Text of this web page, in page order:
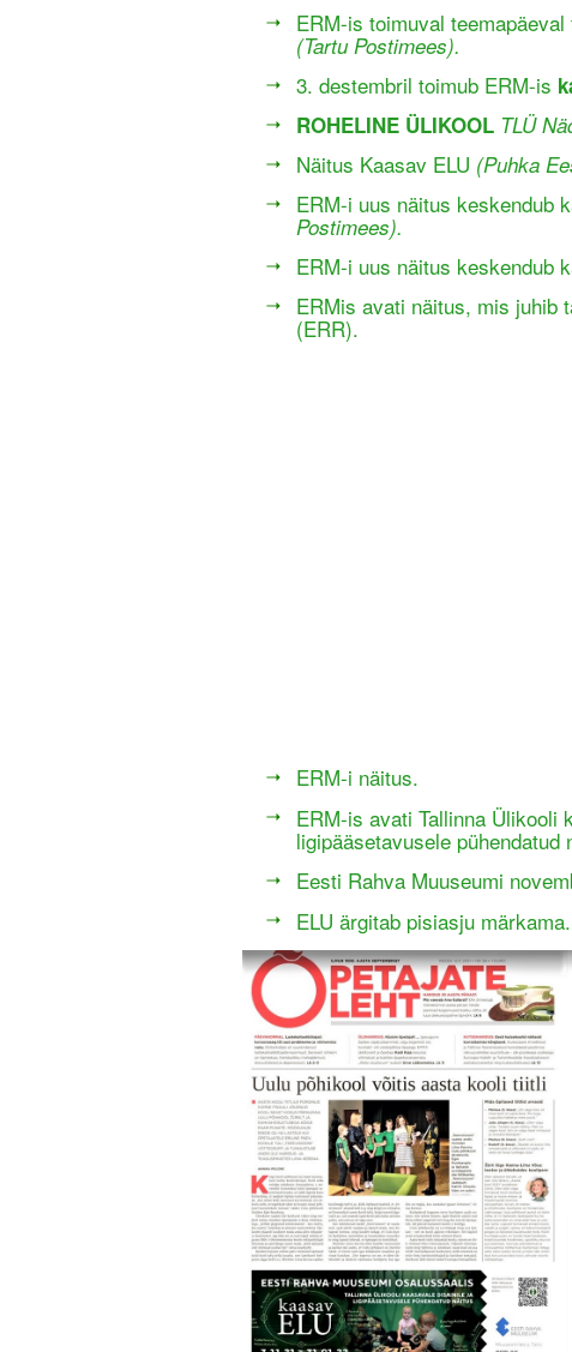
ERM-is toimuval
(Tartu Postimees).
3. destembril toimub ERM-is
ROHELINE ÜLIKOOL TLÜ
Näitus Kaasav ELU (Puhka
ERM-i uus näitus keskendub
Postimees).
ERM-i uus näitus keskendub
ERMis avati näitus, mis juhib
(ERR).
ERM-i näitus.
ERM-is avati Tallinna Ülikooli
ligipääsetavusele pühendatud
Eesti Rahva Muuseumi
ELU ärgitab pisiasju märkama.